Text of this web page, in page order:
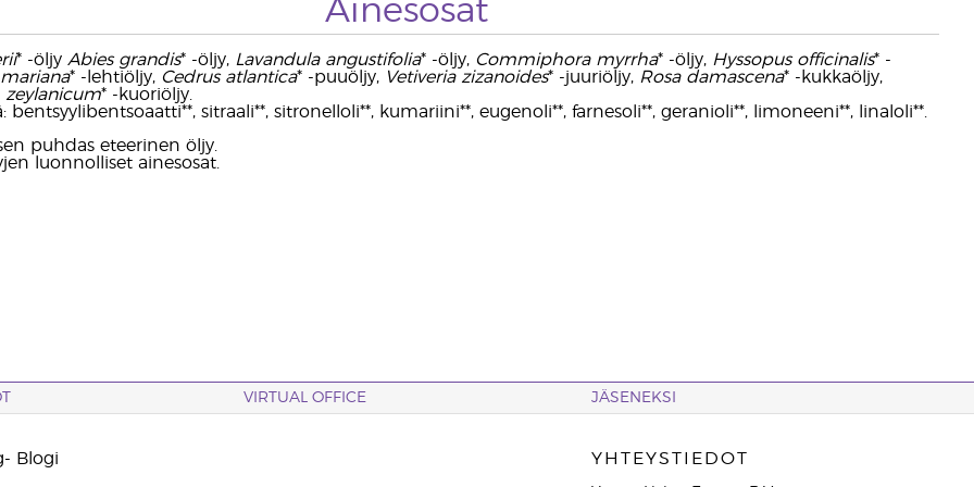
Ainesosat
* -öljy Abies grandis* -öljy, Lavandula angustifolia* -öljy, Commiphora myrrha* -öljy, Hyssopus officinalis* -
* -lehtiöljy, Cedrus atlantica* -puuöljy, Vetiveria zizanoides* -juuriöljy, Rosa damascena* -kukkaöljy,
* -kuoriöljy.
bentsyylibentsoaatti**, sitraali**, sitronelloli**, kumariini**, eugenoli**, farnesoli**, geranioli**, limoneeni**, linaloli**.
puhdas eteerinen öljy.
luonnolliset ainesosat.
VIRTUAL OFFICE JÄSENEKSI
Blogi YHTEYSTIEDOT